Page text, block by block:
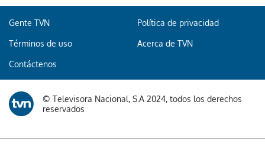
Gente TVN Política de privacidad
Términos de uso Acerca de TVN
Contáctenos
© Televisora Nacional, S.A 2024, todos los derechos
reservados